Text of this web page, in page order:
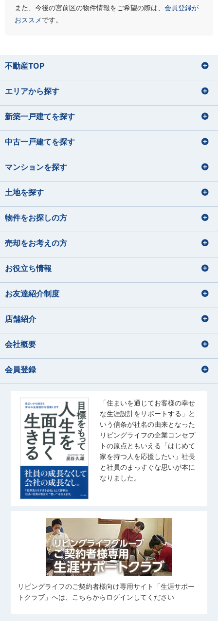
また、今後の宮前区の物件情報をご希望の際は、 会員登録が
おススメです。
不動産TOP
エリアから探す
新築一戸建てを探す
中古一戸建てを探す
マンションを探す
土地を探す
物件をお探しの方
売却をお考えの方
お役立ち情報
お友達紹介制度
店舗紹介
会社概要
会員登録
「住まいを通じてお客様の幸せ
な生涯設計をサポートする」と
いう信条が社名の由来となった
リビングライフの企業コンセプ
トの原点ともいえる「はじめて
家を持つ人を応援したい」社長
と社員のまっすぐな思いが本に
なりました。
リビングライフのご契約者様向け専用サイト「生涯サポー
トクラブ」へは、こちらからログインしてください